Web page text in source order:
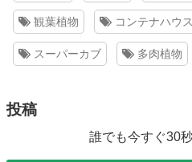
観葉植物 コンテナハウス
スーパーカブ 多肉植物
投稿
誰でも今すぐ30